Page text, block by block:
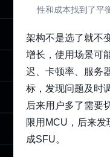
性和成本找到了平
架构不是选了就不
增长，使用场景可
迟、卡顿率、服务
标，发现问题及时
后来用户多了需要
限用MCU，后来
成SFU。